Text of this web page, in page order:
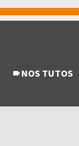
NOS TUTOS